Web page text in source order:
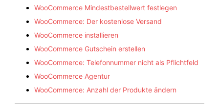
WooCommerce Mindestbestellwert festlegen
WooCommerce: Der kostenlose Versand
WooCommerce installieren
WooCommerce Gutschein erstellen
WooCommerce: Telefonnummer nicht als Pflichtfeld
WooCommerce Agentur
WooCommerce: Anzahl der Produkte ändern